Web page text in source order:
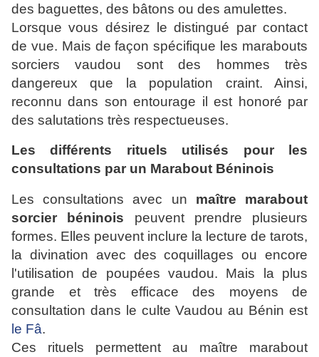
des baguettes, des bâtons ou des amulettes.
Lorsque vous désirez le distingué par contact
de vue. Mais de façon spécifique les marabouts
sorciers vaudou sont des hommes très
dangereux que la population craint. Ainsi,
reconnu dans son entourage il est honoré par
des salutations très respectueuses.
Les différents rituels utilisés pour les
consultations par un Marabout Béninois
Les consultations avec un maître marabout
sorcier béninois peuvent prendre plusieurs
formes. Elles peuvent inclure la lecture de tarots,
la divination avec des coquillages ou encore
l'utilisation de poupées vaudou. Mais la plus
grande et très efficace des moyens de
consultation dans le culte Vaudou au Bénin est
le Fâ.
Ces rituels permettent au maître marabout